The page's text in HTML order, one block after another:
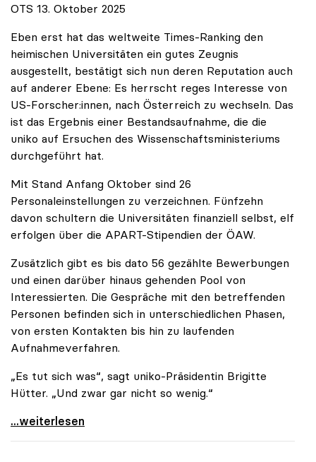
OTS 13. Oktober 2025
Eben erst hat das weltweite Times-Ranking den
heimischen Universitäten ein gutes Zeugnis
ausgestellt, bestätigt sich nun deren Reputation auch
auf anderer Ebene: Es herrscht reges Interesse von
US-Forscher:innen, nach Österreich zu wechseln. Das
ist das Ergebnis einer Bestandsaufnahme, die die
uniko auf Ersuchen des Wissenschaftsministeriums
durchgeführt hat.
Mit Stand Anfang Oktober sind 26
Personaleinstellungen zu verzeichnen. Fünfzehn
davon schultern die Universitäten finanziell selbst, elf
erfolgen über die APART-Stipendien der ÖAW.
Zusätzlich gibt es bis dato 56 gezählte Bewerbungen
und einen darüber hinaus gehenden Pool von
Interessierten. Die Gespräche mit den betreffenden
Personen befinden sich in unterschiedlichen Phasen,
von ersten Kontakten bis hin zu laufenden
Aufnahmeverfahren.
„Es tut sich was“, sagt uniko-Präsidentin Brigitte
Hütter. „Und zwar gar nicht so wenig.“
Reges Interesse von US-Forscher:innen an
...weiterlesen